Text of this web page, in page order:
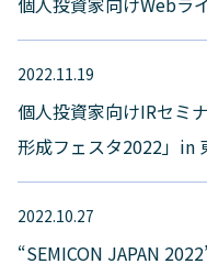
2022.11.19
個人投資家向けIRセミ
形成フェスタ2022」in
2022.10.27
“SEMICON JAPAN